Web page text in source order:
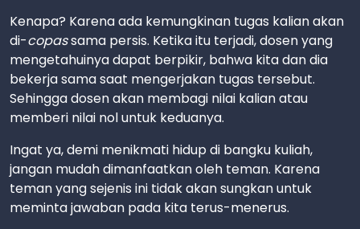
Kenapa? Karena ada kemungkinan tugas kalian akan
di-copassama persis. Ketika itu terjadi, dosen yang
mengetahuinya dapat berpikir, bahwa kita dan dia
bekerja sama saat mengerjakan tugas tersebut.
Sehingga dosen akan membagi nilai kalian atau
memberi nilai nol untuk keduanya.
Ingat ya, demi menikmati hidup di bangku kuliah,
jangan mudah dimanfaatkan oleh teman. Karena
teman yang sejenis ini tidak akan sungkan untuk
meminta jawaban pada kita terus-menerus.